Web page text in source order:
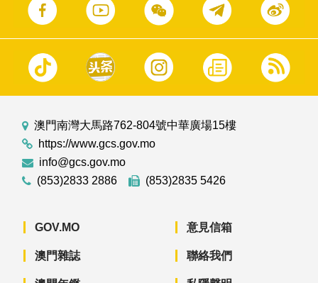
澳門南灣大馬路762-804號中華廣場15樓
https://www.gcs.gov.mo
info@gcs.gov.mo
(853)2833 2886
(853)2835 5426
GOV.MO
澳門雜誌
意見信箱
聯絡我們